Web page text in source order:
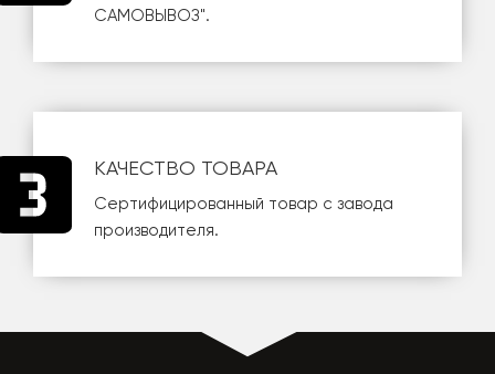
САМОВЫВОЗ".
КАЧЕСТВО ТОВАРА
Сертифицированный товар с завода
производителя.